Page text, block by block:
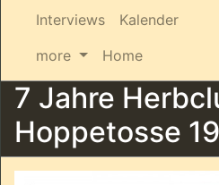
Interviews
Kalender
more
Home
7 Jahre
Hoppetosse